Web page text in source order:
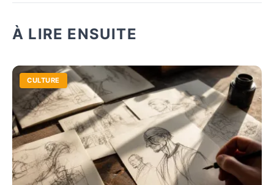
À LIRE ENSUITE
CULTURE